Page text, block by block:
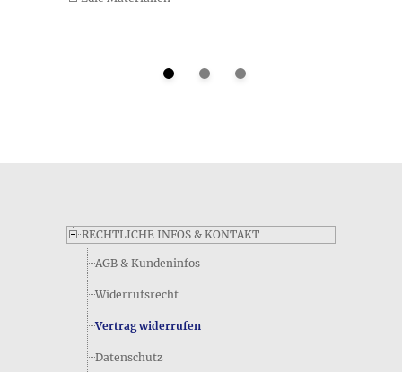
Neben den genauen Angaben zum Produkt Perlen aus
RECHTLICHE INFOS & KONTAKT
AGB & Kundeninfos
Widerrufsrecht
Vertrag widerrufen
Datenschutz